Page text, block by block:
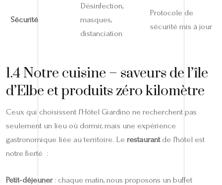
Sécurité
Désinfection,
masques,
distanciation
Protocole de
sécurité mis à jour
1.4 Notre cuisine – saveurs de l’île
d’Elbe et produits zéro kilomètre
Ceux qui choisissent l’Hôtel Giardino ne recherchent pas
seulement un lieu où dormir, mais une expérience
gastronomique liée au territoire. Le restaurantde l’hôtel est
notre fierté :
Petit‑déjeuner: chaque matin, nous proposons un buffet